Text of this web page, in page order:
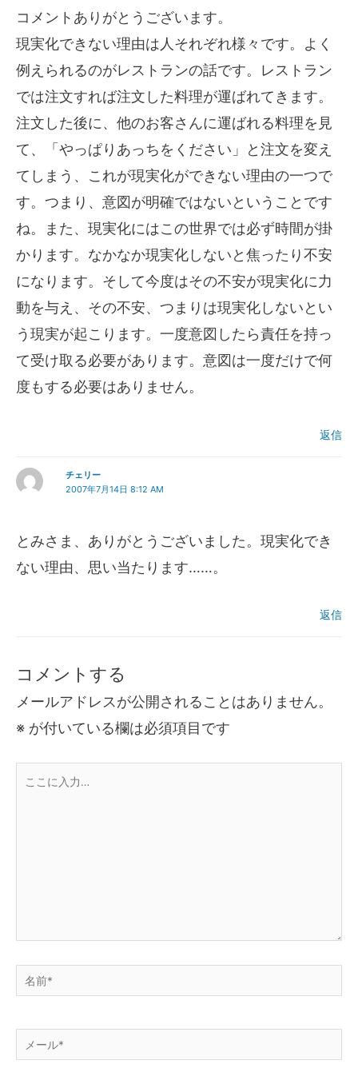
コメントありがとうございます。
現実化できない理由は人それぞれ様々です。よく
例えられるのがレストランの話です。レストラン
では注文すれば注文した料理が運ばれてきます。
注文した後に、他のお客さんに運ばれる料理を見
て、「やっぱりあっちをください」と注文を変え
てしまう、これが現実化ができない理由の一つで
す。つまり、意図が明確ではないということです
ね。また、現実化にはこの世界では必ず時間が掛
かります。なかなか現実化しないと焦ったり不安
になります。そして今度はその不安が現実化に力
動を与え、その不安、つまりは現実化しないとい
う現実が起こります。一度意図したら責任を持っ
て受け取る必要があります。意図は一度だけで何
度もする必要はありません。
返信
チェリー
2007年7月14日 8:12 AM
とみさま、ありがとうございました。現実化でき
ない理由、思い当たります……。
返信
コメントする
メールアドレスが公開されることはありません。
※ が付いている欄は必須項目です